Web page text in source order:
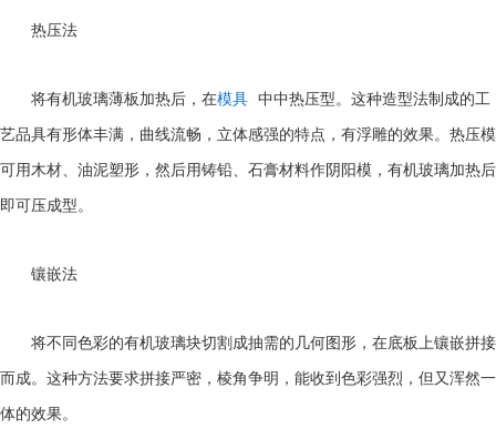
热压法
将有机玻璃薄板加热后，在模具 中中热压型。这种造型法制成的工
艺品具有形体丰满，曲线流畅，立体感强的特点，有浮雕的效果。热压模
可用木材、油泥塑形，然后用铸铅、石膏材料作阴阳模，有机玻璃加热后
即可压成型。
镶嵌法
将不同色彩的有机玻璃块切割成抽需的几何图形，在底板上镶嵌拼接
而成。这种方法要求拼接严密，棱角争明，能收到色彩强烈，但又浑然一
体的效果。